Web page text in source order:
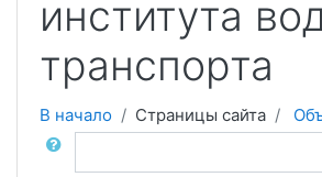
института
транспорта
В начало Страницы сайта
Поиск по форумам